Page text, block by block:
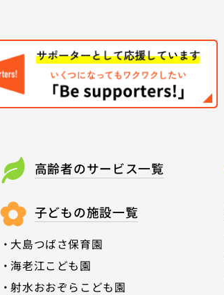
高齢者のサービス一覧
子どもの施設一覧
大島つばさ保育園
海老江こども園
射水おおぞらこども園